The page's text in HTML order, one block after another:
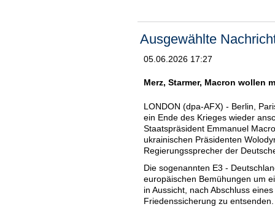
Ausgewählte
05.06.2026 17:27
Merz, Starmer, Macron wollen
LONDON (dpa-AFX) - Berlin,
ein Ende des Krieges wieder
Staatspräsident Emmanuel
ukrainischen Präsidenten
Regierungssprecher der
Die sogenannten E3 -
europäischen Bemühungen um
in Aussicht, nach Abschluss
Friedenssicherung zu entsenden.